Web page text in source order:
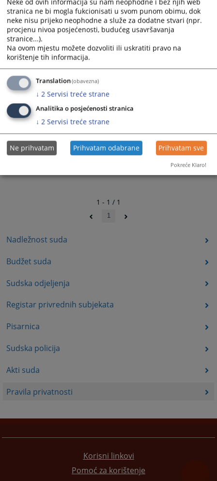
Nadležnost suda
Budžet suda
Sudska odjeljenja
Registar privrednih subjekata
Pisarnica
Sudska policija
Akti suda
Pravila privatnosti
Prateći dokumenti
PRAVILA PRIVATNOSTI
1 - 1 / 1
1
Korisni linkovi
Pomoć za korištenje
Neke od ovih informacija su nam neophodne i bez njih web
stranica ne bi mogla fukcionisati u svom punom obimu, dok
neke nisu prijeko neophodne a služe za dodatne stvari (npr.
procjenu nivoa posjećenosti, budućeg usavršavanja
stranice...).
Na ovom mjestu možete dozvoliti ili uskratiti pravo na
korištenje tih informacija.
Translation(obavezna)
↓ 2 Servisi treće strane
Analitika o posjećenosti stranica
↓ 2 Servisi treće strane
Ne prihvatam Prihvatam odabrane Prihvatam sve
Pokreće Klaro!